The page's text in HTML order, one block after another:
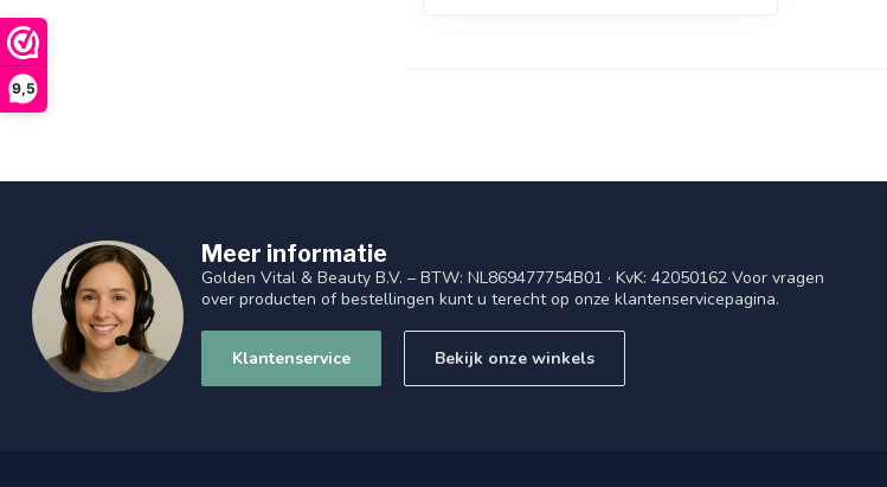
9,5
Meer informatie
Golden Vital & Beauty B.V. – BTW: NL869477754B01 · KvK: 42050162 Voor vragen
over producten of bestellingen kunt u terecht op onze klantenservicepagina.
Klantenservice Bekijk onze winkels